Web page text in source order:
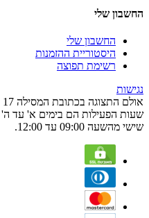
החשבון שלי
החשבון שלי
היסטוריית ההזמנות
רשימת תפוצה
נגישות
שישי מהשעה 09:00 עד 12:00.